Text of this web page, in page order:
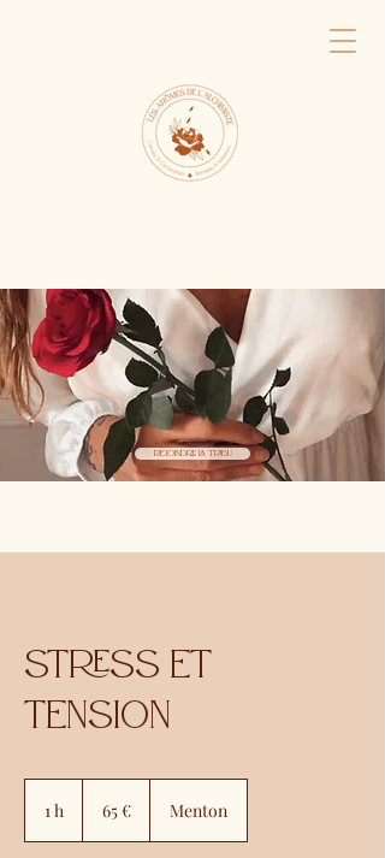
Rejoindre la tribu
Stress et
tension
1 h 65 € Menton